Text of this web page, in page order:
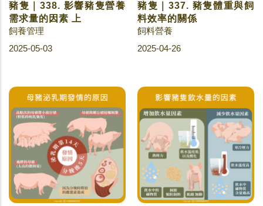
豬隻｜338. 影響豬隻營養
需求量的因素 上
飼養管理
2025-05-03
豬隻｜337. 豬隻體重與飼
料效率的關係
飼料營養
2025-04-26